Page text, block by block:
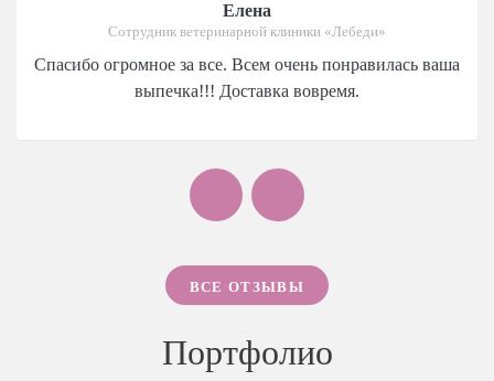
Елена
Сотрудник ветеринарной клиники «Лебеди»
Спасибо огромное за все. Всем очень понравилась ваша
выпечка!!! Доставка вовремя.
Не могу не сказать Вам спасибо! Ваша прекрасная
кухня, организация и душевный, искренний,
внимательный персонал никого из гостей не оставили
наши хотелки - значит ничего не сказать! В день
банкета было все на 5 с миллионом плюсов! Нас
которые на одном дыхании делали свою работу
качественно и непринужденно!